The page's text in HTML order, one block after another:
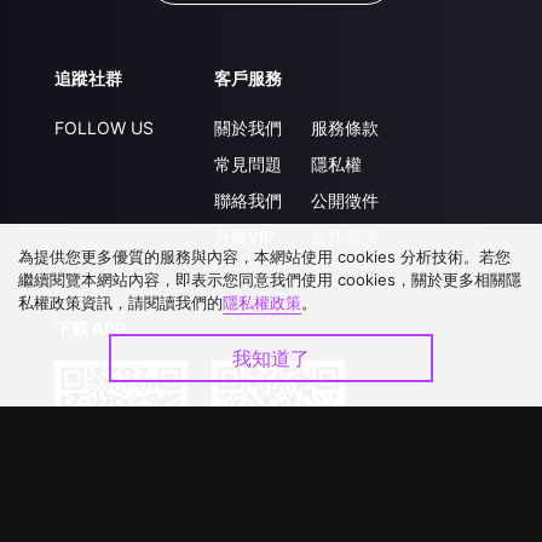
追蹤社群
FOLLOW US
客戶服務
關於我們
常見問題
聯絡我們
服務條款
隱私權
公開徵件
為提供您更多優質的服務與內容，本網站使用 cookies 分析技術。若您
繼續閱覽本網站內容，即表示您同意我們使用 cookies，關於更多相關隱
私權政策資訊，請閱讀我們的隱私權政策。
我知道了